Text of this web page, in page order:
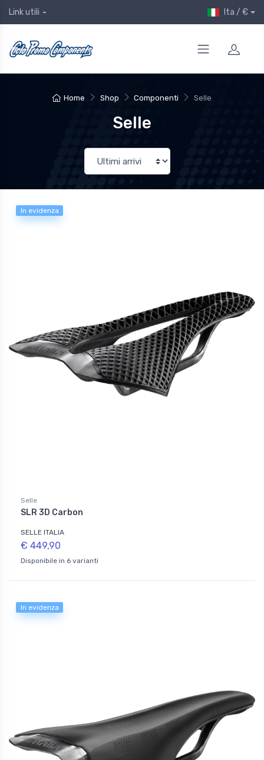
Link utili Ita / €
Home Shop Componenti Selle
Selle
In evidenza
Selle
SLR 3D Carbon
SELLE ITALIA
€ 449,90
Disponibile in 6 varianti
In evidenza